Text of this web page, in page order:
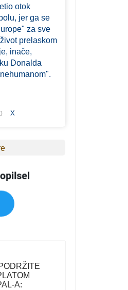
otok
jer ga se
za sve
prelaskom
inače,
Donalda
X
A: